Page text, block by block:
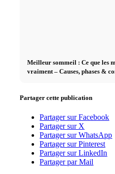
Meilleur sommeil : Ce que les
vraiment – Causes, phases &
Partager cette publication
Partager sur Facebook
Partager sur X
Partager sur WhatsApp
Partager sur Pinterest
Partager sur LinkedIn
Partager par Mail